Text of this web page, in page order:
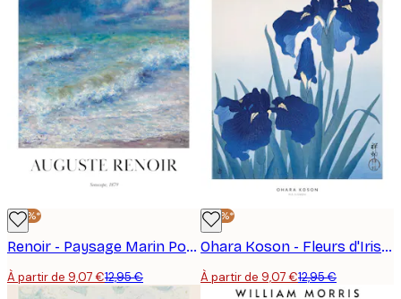
-30%*
Renoir - Paysage Marin Poster
À partir de 9,07 €12,95 €
-30%*
Ohara Koson - Fleurs d'Iris Poster
À partir de 9,07 €12,95 €